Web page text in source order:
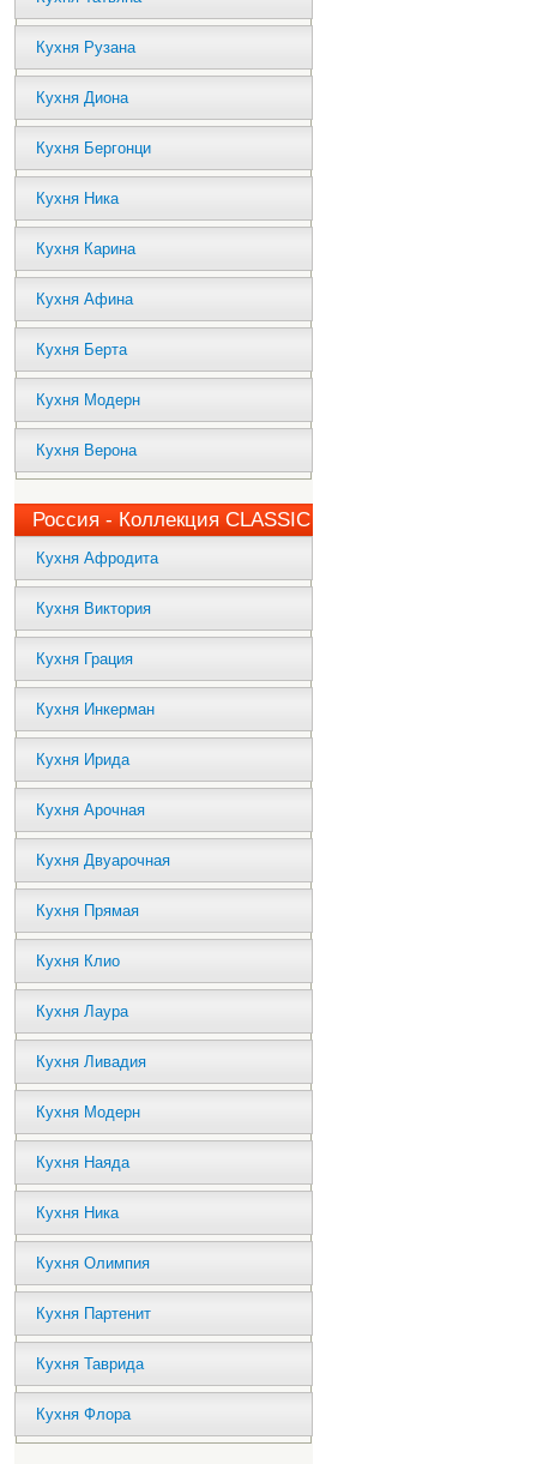
Кухня Рузана
Кухня Диона
Кухня Бергонци
Кухня Ника
Кухня Карина
Кухня Афина
Кухня Берта
Кухня Модерн
Кухня Верона
Россия - Коллекция CLASSIC
Кухня Афродита
Кухня Виктория
Кухня Грация
Кухня Инкерман
Кухня Ирида
Кухня Арочная
Кухня Двуарочная
Кухня Прямая
Кухня Клио
Кухня Лаура
Кухня Ливадия
Кухня Модерн
Кухня Наяда
Кухня Ника
Кухня Олимпия
Кухня Партенит
Кухня Таврида
Кухня Флора